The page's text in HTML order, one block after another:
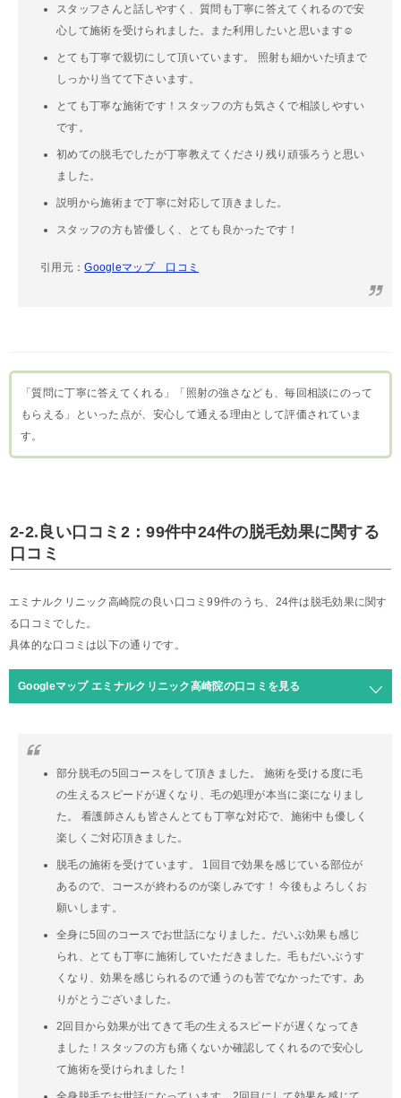
スタッフさんと話しやすく、質問も丁寧に答えてくれるので安
心して施術を受けられました。また利用したいと思います☺️
とても丁寧で親切にして頂いています。 照射も細かいた頃まで
しっかり当てて下さいます。
とても丁寧な施術です！スタッフの方も気さくで相談しやすい
です。
初めての脱毛でしたが丁寧教えてくださり残り頑張ろうと思い
ました。
説明から施術まで丁寧に対応して頂きました。
スタッフの方も皆優しく、とても良かったです！
引用元：Googleマップ 口コミ
「質問に丁寧に答えてくれる」「照射の強さなども、毎回相談にのって
もらえる」といった点が、安心して通える理由として評価されていま
す。
2-2.良い口コミ2：99件中24件の脱毛効果に関する
口コミ
エミナルクリニック高崎院の良い口コミ99件のうち、24件は脱毛効果に関す
る口コミでした。
具体的な口コミは以下の通りです。
Googleマップ エミナルクリニック高崎院の口コミを見る
部分脱毛の5回コースをして頂きました。 施術を受ける度に毛
の生えるスピードが遅くなり、毛の処理が本当に楽になりまし
た。 看護師さんも皆さんとても丁寧な対応で、施術中も優しく
楽しくご対応頂きました。
脱毛の施術を受けています。 1回目で効果を感じている部位が
あるので、コースが終わるのが楽しみです！ 今後もよろしくお
願いします。
全身に5回のコースでお世話になりました。だいぶ効果も感じ
られ、とても丁寧に施術していただきました。毛もだいぶうす
くなり、効果を感じられるので通うのも苦でなかったです。あ
りがとうございました。
2回目から効果が出てきて毛の生えるスピードが遅くなってき
ました！スタッフの方も痛くないか確認してくれるので安心し
て施術を受けられました！